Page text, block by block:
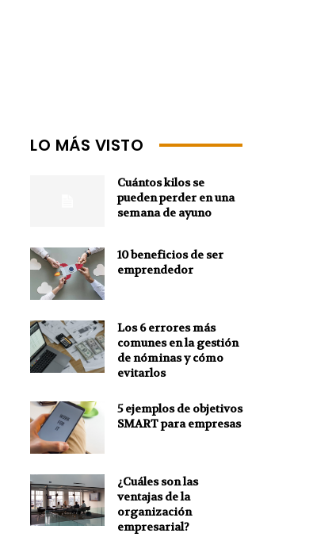
LO MÁS VISTO
Cuántos kilos se
pueden perder en una
semana de ayuno
10 beneficios de ser
emprendedor
Los 6 errores más
comunes en la gestión
de nóminas y cómo
evitarlos
5 ejemplos de objetivos
SMART para empresas
¿Cuáles son las
ventajas de la
organización
empresarial?